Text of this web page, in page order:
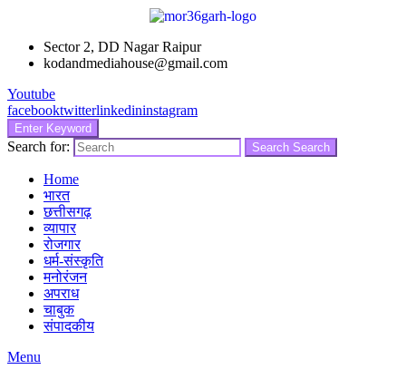
Sector 2, DD Nagar Raipur
kodandmediahouse@gmail.com
Youtube
facebooktwitterlinkedininstagram
Enter Keyword
Search for: Search Search
Home
भारत
छत्तीसगढ़
व्यापार
रोजगार
धर्म-संस्कृति
मनोरंजन
अपराध
चाबुक
संपादकीय
Menu